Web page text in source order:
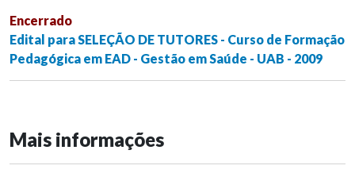
Encerrado
Edital para SELEÇÃO DE TUTORES - Curso de Formação
Pedagógica em EAD - Gestão em Saúde - UAB - 2009
Mais informações